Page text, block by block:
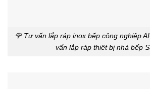
🌹 Tư vấn lắp ráp inox bếp công nghiệp
vấn lắp ráp thiêt bị nhà bếp